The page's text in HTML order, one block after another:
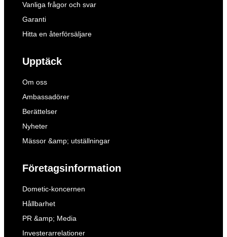
Vanliga frågor och svar
Garanti
Hitta en återförsäljare
Upptäck
Om oss
Ambassadörer
Berättelser
Nyheter
Mässor &amp; utställningar
Företagsinformation
Dometic-koncernen
Hållbarhet
PR &amp; Media
Investerarrelationer